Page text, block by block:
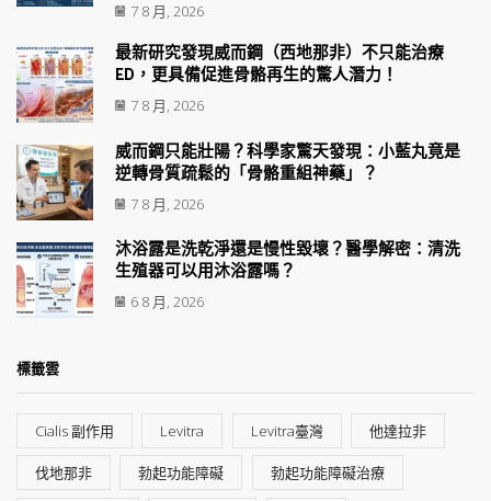
7 8 月, 2026
最新研究發現威而鋼（西地那非）不只能治療
ED，更具備促進骨骼再生的驚人潛力！
7 8 月, 2026
威而鋼只能壯陽？科學家驚天發現：小藍丸竟是
逆轉骨質疏鬆的「骨骼重組神藥」？
7 8 月, 2026
沐浴露是洗乾淨還是慢性毀壞？醫學解密：清洗
生殖器可以用沐浴露嗎？
6 8 月, 2026
標籤雲
Cialis 副作用 Levitra Levitra臺灣 他達拉非
伐地那非 勃起功能障礙 勃起功能障礙治療